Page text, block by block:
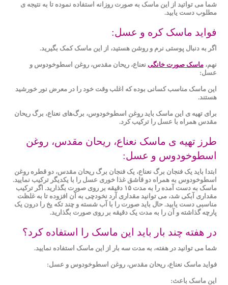
شما می تواتید از این ماسک به صورت روزانه استفاده نموده تا به نتیجه ی
مطلوب دست یابید.
فواید ماسک کره و عسل:
اگر به دنبال پوستی نرم و روشن هستید، از این ماسک کمک بگیرید.
نهم،ماسک صورت خانگی نعناع، ریحان مقدس، روغن اسطوخودوس و
عسل:
این ماسک مناسب کسانی بوده که اغلب وقت خود را در معرض نور خورشید
هستند.
برای تهیه ی این ماسک باید روغن اسطوخودوس، برگ‌های نعناع، برگ ریحان
مقدس همراه با عسل را ترکیب کرد.
طرز تهیه ی ماسک نعناع، ریحان مقدس، روغن
اسطوخودوس و عسل:
ابتدا باید یک فنجان برگ نعناع، یک فنجان برگ ریحان مقدس، دو قطره روغن
اسطوخودوس به همراه دو قاشق غذا خوری عسل را با یکدیگر ترکیب نمایید.
ماسک به دست آمده را به مدت ۱۵ دقیقه بر روی صورت بگذارید. اگر ترکیب
مقداری آبکی شد، می توانید مقداری آرد نخودچی به آن افزوده تا به غلظت
مناسبی دست یابید. حال باید صورت را با آب شسته و چند تکه یخ را درون یک
پارچه گذاشته و آن را به مدت یک دقیقه بر روی صورت بگذارید.
در هفته چند بار باید این ماسک را استفاده کرد؟
شما می ‌توانید در هفته، به مدت سه بار از این ماسک استفاده نمایید.
فواید ماسک نعناع، ریحان مقدس، روغن اسطوخودوس و عسل:
این ماسک باعث: